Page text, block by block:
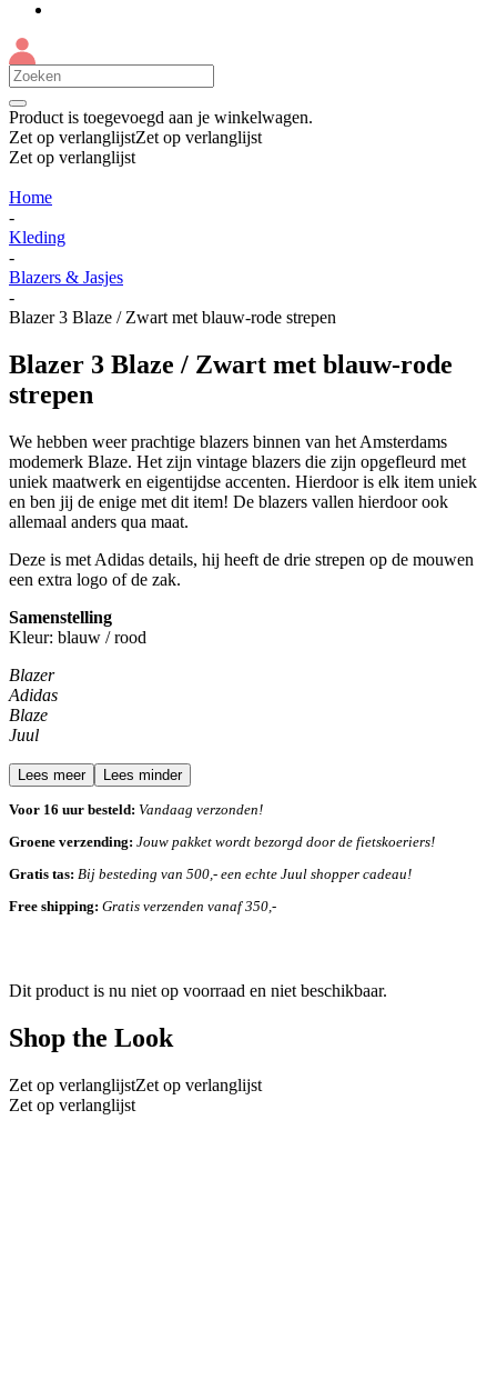
Product is toegevoegd aan je winkelwagen.
Zet op verlanglijstZet op verlanglijst
Zet op verlanglijst
Home
-
Kleding
-
Blazers & Jasjes
-
Blazer 3 Blaze / Zwart met blauw-rode strepen
Blazer 3 Blaze / Zwart met blauw-rode
strepen
We hebben weer prachtige blazers binnen van het Amsterdams
modemerk Blaze. Het zijn vintage blazers die zijn opgefleurd met
uniek maatwerk en eigentijdse accenten. Hierdoor is elk item uniek
en ben jij de enige met dit item! De blazers vallen hierdoor ook
allemaal anders qua maat.
Deze is met Adidas details, hij heeft de drie strepen op de mouwen
een extra logo of de zak.
Samenstelling
Kleur: blauw / rood
Blazer
Adidas
Blaze
Juul
Lees meer Lees minder
Voor 16 uur besteld: Vandaag verzonden!
Groene verzending: Jouw pakket wordt bezorgd door de fietskoeriers!
Gratis tas: Bij besteding van 500,- een echte Juul shopper cadeau!
Free shipping: Gratis verzenden vanaf 350,-
Dit product is nu niet op voorraad en niet beschikbaar.
Shop the Look
Zet op verlanglijstZet op verlanglijst
Zet op verlanglijst